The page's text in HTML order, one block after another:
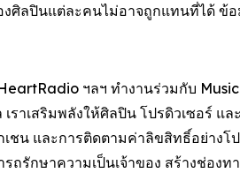
ศิลปินแต่ละคนไม่อาจถูกแทนที่ได้ ข้อ
ฯลฯ ทำงานร่วมกับ
ราเสริมพลังให้ศิลปิน โปรดิวเซอร์
น และการติดตามค่าลิขสิทธิ์อย่างโ
ถรักษาความเป็นเจ้าของ สร้างช่อ